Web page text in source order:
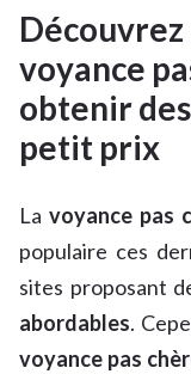
Découvrez
voyance
obtenir
petit prix
La voyance pas
populaire ces
sites proposant
abordables.
voyance pas